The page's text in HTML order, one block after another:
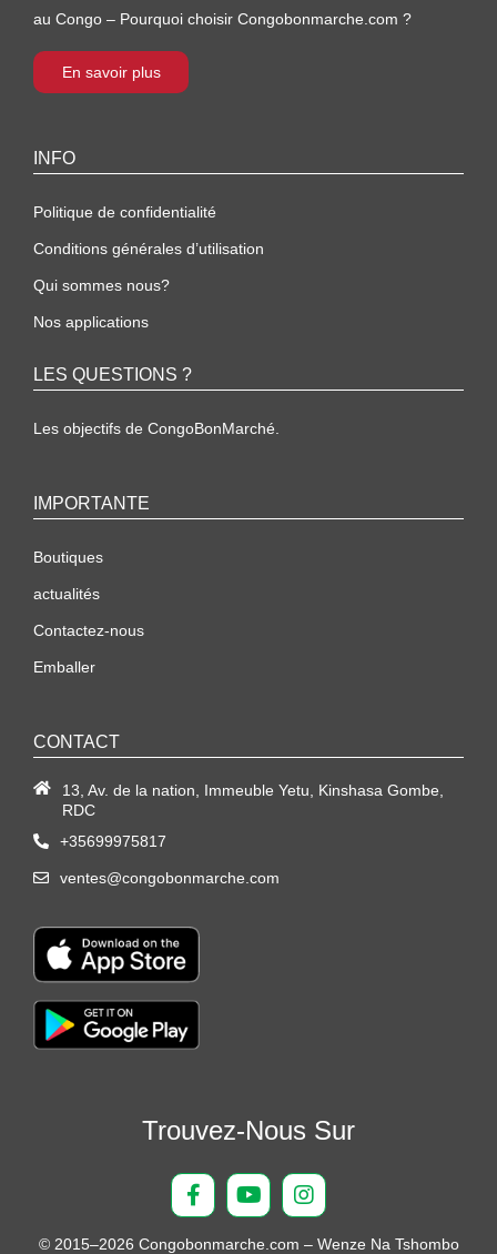
au Congo – Pourquoi choisir Congobonmarche.com ?
En savoir plus
INFO
Politique de confidentialité
Conditions générales d’utilisation
Qui sommes nous?
Nos applications
LES QUESTIONS ?
Les objectifs de CongoBonMarché.
IMPORTANTE
Boutiques
actualités
Contactez-nous
Emballer
CONTACT
13, Av. de la nation, Immeuble Yetu, Kinshasa Gombe,
RDC
+35699975817
ventes@congobonmarche.com
Trouvez-Nous Sur
© 2015–2026 Congobonmarche.com – Wenze Na Tshombo